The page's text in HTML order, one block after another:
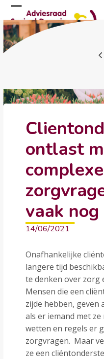
Skip
to
content
Open
mobile
menu
Close
mobile
menu
ontlast
complexe
vaak
14/06/2021
Onafhankelijke
langere tijd
te denken over zorg
Mensen die een
zijde hebben, geven
als er iemand met
wetten en regels er
zorgvragen. Maar
ze een